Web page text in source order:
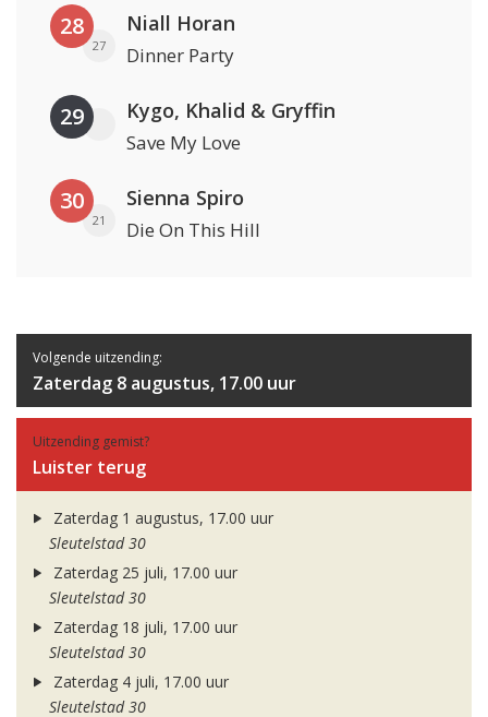
28
27
Niall Horan
Dinner Party
29 Kygo, Khalid & Gryffin
Save My Love
30
21
Sienna Spiro
Die On This Hill
Volgende uitzending:
Zaterdag 8 augustus, 17.00 uur
Uitzending gemist?
Luister terug
Zaterdag 1 augustus, 17.00 uur
Sleutelstad 30
Zaterdag 25 juli, 17.00 uur
Sleutelstad 30
Zaterdag 18 juli, 17.00 uur
Sleutelstad 30
Zaterdag 4 juli, 17.00 uur
Sleutelstad 30